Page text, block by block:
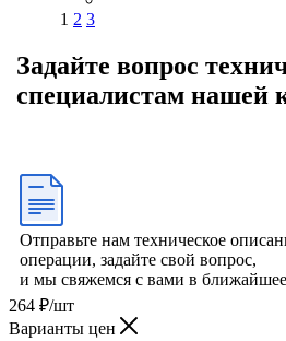
1 2 3
Задайте вопрос
специалистам нашей
Отправьте нам техническое
операции, задайте свой вопрос,
и мы свяжемся с вами в
264 ₽/шт
Варианты цен